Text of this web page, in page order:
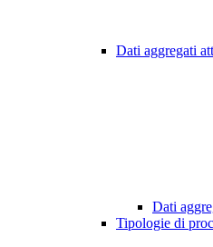
Dati aggregati
Dati
Tipologie di